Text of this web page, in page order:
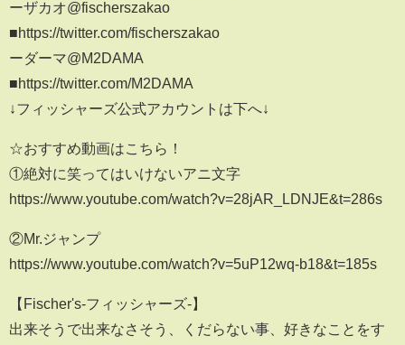
ーザカオ@fischerszakao
■https://twitter.com/fischerszakao
ーダーマ@M2DAMA
■https://twitter.com/M2DAMA
↓フィッシャーズ公式アカウントは下へ↓
☆おすすめ動画はこちら！
①絶対に笑ってはいけないアニ文字
https://www.youtube.com/watch?v=28jAR_LDNJE&t=286s
②Mr.ジャンプ
https://www.youtube.com/watch?v=5uP12wq-b18&t=185s
【Fischer's-フィッシャーズ-】
出来そうで出来なさそう、くだらない事、好きなことをす